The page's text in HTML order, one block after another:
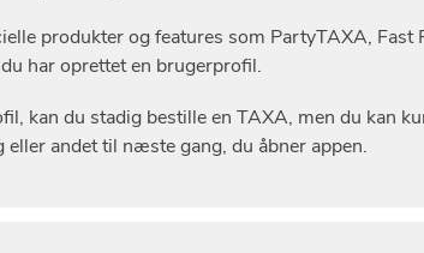
produkter og features som PartyTAXA, Fast
har oprettet en brugerprofil.
kan du stadig bestille en TAXA, men du kan
andet til næste gang, du åbner appen.